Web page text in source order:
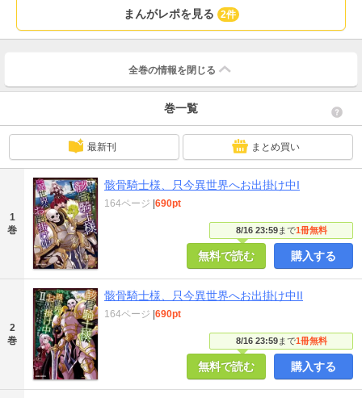
まんがレポを見る 2件
全巻の情報を 閉じる
巻一覧
最新刊 まとめ買い
1
巻
骸骨騎士様、只今異世界へお出掛け中I
8/16 23:59まで1冊無料
164ページ |690pt
無料で読む 購入する
2
巻
骸骨騎士様、只今異世界へお出掛け中II
8/16 23:59まで1冊無料
164ページ |690pt
無料で読む 購入する